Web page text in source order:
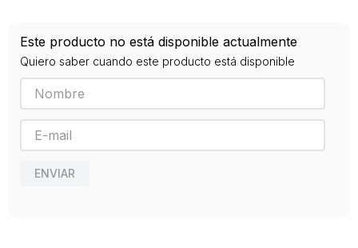
0
Traductor
Horvath Alabaster, Silvia
Este producto no está disponible actualmente
Quiero saber cuando este producto está disponible
ENVIAR